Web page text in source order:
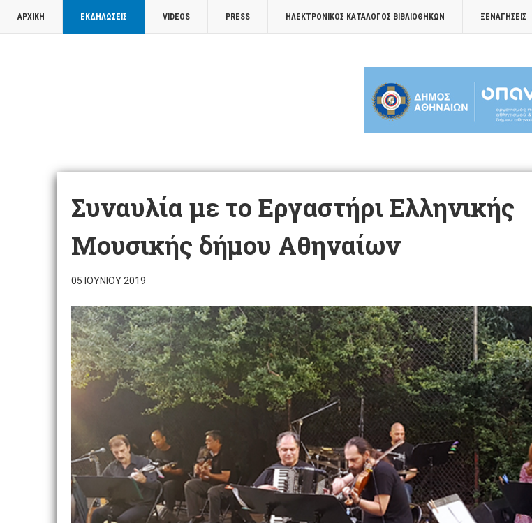
ΑΡΧΙΚΉ ΕΚΔΗΛΏΣΕΙΣ VIDEOS PRESS ΗΛΕΚΤΡΟΝΙΚΟΣ ΚΑΤΑΛΟΓΟΣ ΒΙΒΛΙΟΘΗΚΩΝ ΞΕΝΑΓΉΣΕΙΣ
Συναυλία με το Εργαστήρι Ελληνικής
Μουσικής δήμου Αθηναίων
05 ΙΟΥΝΊΟΥ 2019